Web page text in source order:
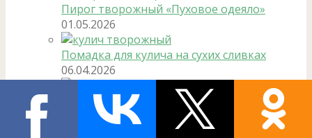
Пирог творожный «Пуховое одеяло»
01.05.2026
Помадка для кулича на сухих сливках
06.04.2026
Кулич творожный как кекс — с помадкой …
06.04.2026